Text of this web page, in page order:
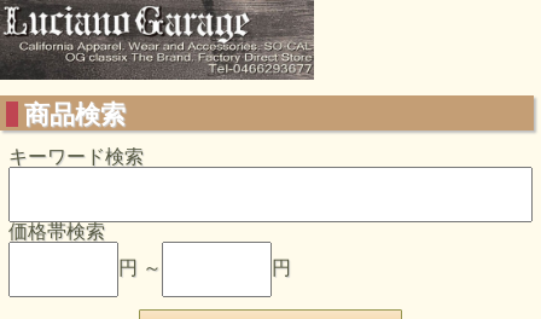
商品検索
キーワード検索
価格帯検索
円 ～
円